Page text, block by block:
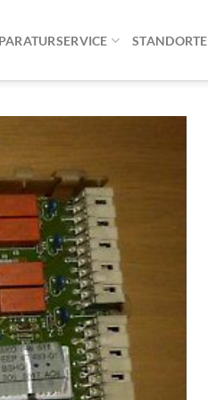
STANDORTE